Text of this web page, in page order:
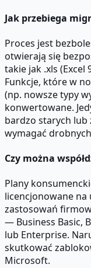
Jak przebiega
Proces jest
otwierają się
takie jak .xls (Excel
Funkcje, które w
(np. nowsze typy
konwertowane.
bardzo starych lub
wymagać
Czy można
Plany
licencjonowane na
zastosowań
— Business Basic,
lub Enterprise.
skutkować
Microsoft.